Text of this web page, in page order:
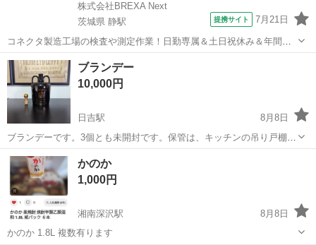
株式会社BREXA Next
茨城県 静駅
提携サイト 7月21日
コネクタ製造工場の検査や測定作業！日勤専属＆土日祝休み＆年間休
日128日★クリーンルーム内作業★マイカー通勤OK＆無料駐車場あり
★就業先食堂利用可！日払い制度あり！《茨城県常陸大宮市》 人気の
工場のお仕事 ◇コネクタ製造工...
茨城 常陸大宮市 静駅
ブランデー
10,000円
日吉駅
8月8日
ブランデーです。3個とも未開封です。保管は、キッチンの吊り戸棚に
保管しています。リビングですので保管状態は良いのと思います。 ブ
ランデーに詳しくないので、質問されても答えられないかもしれませ
ん! ノークレームノーリターンでお...
神奈川 横浜市
かのか
1,000円
湘南深沢駅
8月8日
かのか 1.8L 複数有ります